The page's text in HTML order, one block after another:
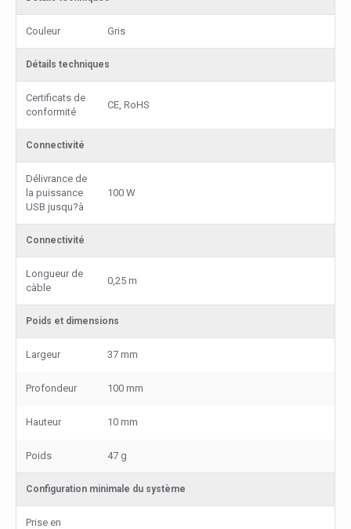
Couleur Gris
Détails techniques
Certificats de
conformité
CE, RoHS
Connectivité
Délivrance de
la puissance
USB jusqu?à
100 W
Connectivité
Longueur de
càble
0,25 m
Poids et dimensions
Largeur 37 mm
Profondeur 100 mm
Hauteur 10 mm
Poids 47 g
Configuration minimale du système
Prise en